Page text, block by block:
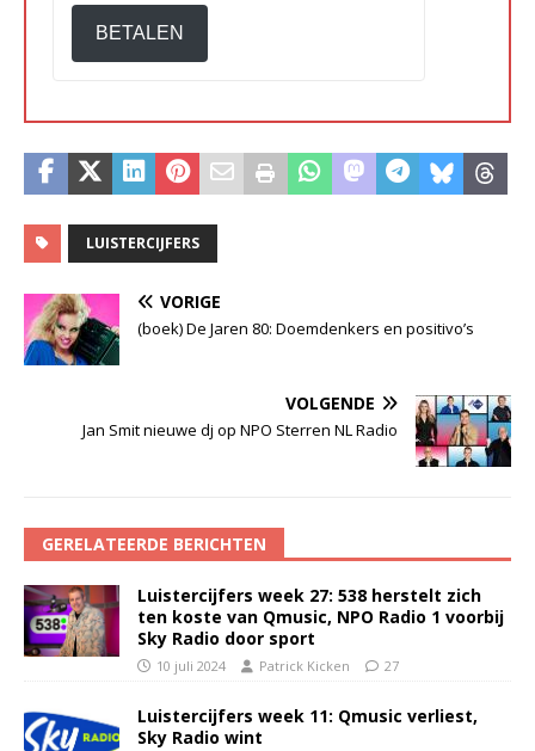
BETALEN
LUISTERCIJFERS
VORIGE
(boek) De Jaren 80: Doemdenkers en positivo’s
VOLGENDE
Jan Smit nieuwe dj op NPO Sterren NL Radio
GERELATEERDE BERICHTEN
Luistercijfers week 27: 538 herstelt zich
ten koste van Qmusic, NPO Radio 1 voorbij
Sky Radio door sport
10 juli 2024 Patrick Kicken 27
Luistercijfers week 11: Qmusic verliest,
Sky Radio wint